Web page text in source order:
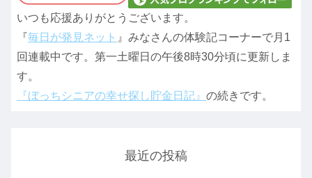
いつも応援ありがとうございます。
『毎日が発見ネット 』みなさんの体験記コーナーで月1
回連載中です。第一土曜日の午後8時30分頃に更新しま
す。
『ぼっちシニアの幸せ探し貯金日記』 の続きです。
最近の投稿